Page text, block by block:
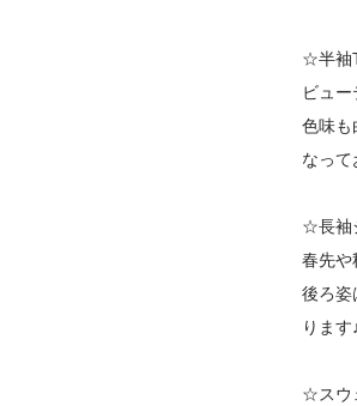
☆半袖
ビュ
色味も
なって
☆長袖
春先や
後ろ姿
ります
☆スウ